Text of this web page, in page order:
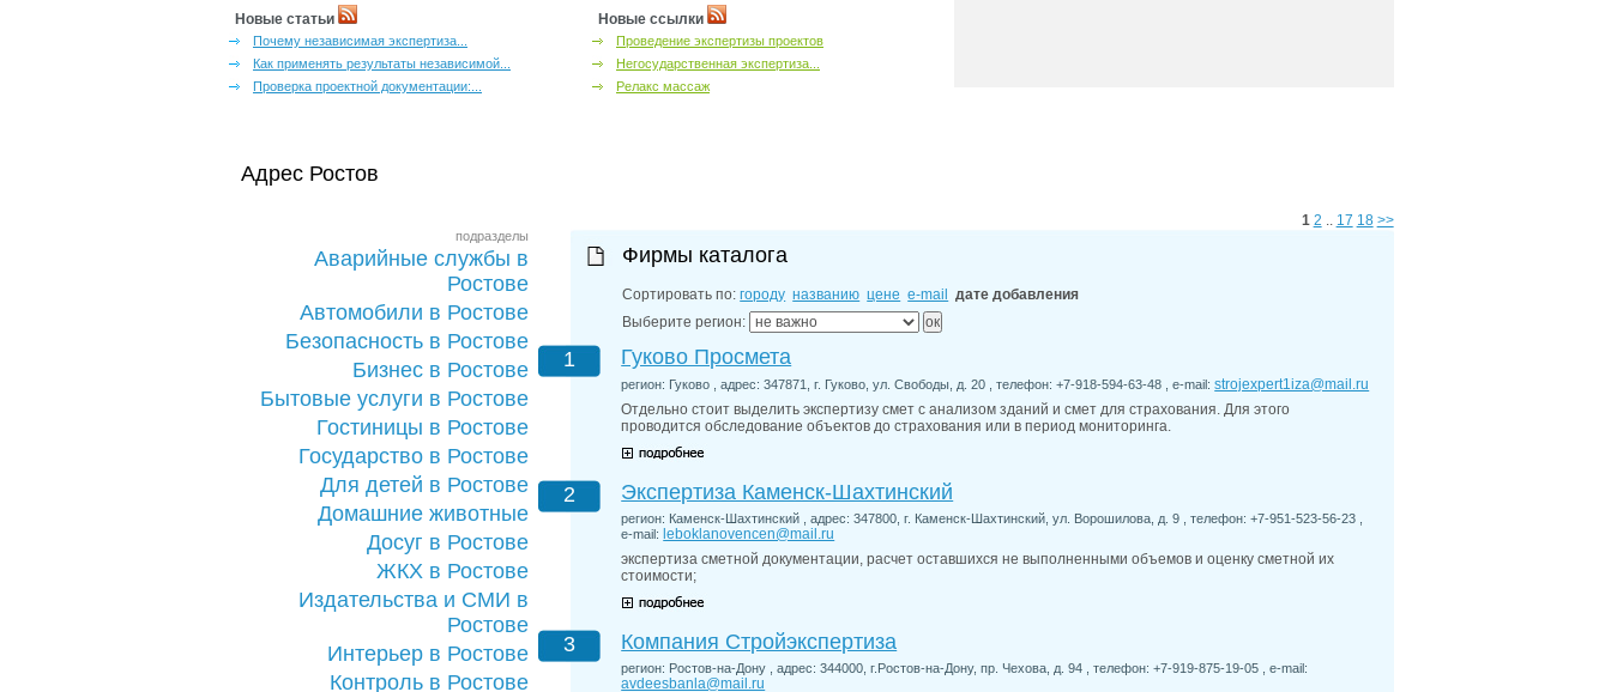
Новые статьи
Почему независимая экспертиза...
Как применять результаты независимой...
Проверка проектной документации:...
Новые ссылки
Проведение экспертизы проектов
Негосударственная экспертиза...
Релакс массаж
технологии ремонта труб
Адрес Ростов
1 2 .. 17 18 >>
подразделы
Аварийные службы в
Ростове
Автомобили в Ростове
Безопасность в Ростове
Бизнес в Ростове
Бытовые услуги в Ростове
Гостиницы в Ростове
Государство в Ростове
Для детей в Ростове
Домашние животные
Досуг в Ростове
ЖКХ в Ростове
Издательства и СМИ в
Ростове
Интерьер в Ростове
Контроль в Ростове
Фирмы каталога
Сортировать по:городу названию цене e-mail
дате добавления
Выберите регион:
1 Гуково Просмета
регион: Гуково , адрес: 347871, г. Гуково, ул. Свободы, д. 20 , телефон: +7-918-594-63-48 , e-mail:strojexpert1iza@mail.ru
Отдельно стоит выделить экспертизу смет с анализом зданий и смет для страхования. Для этого
проводится обследование объектов до страхования или в период мониторинга.
2 Экспертиза Каменск-Шахтинский
регион: Каменск-Шахтинский , адрес: 347800, г. Каменск-Шахтинский, ул. Ворошилова, д. 9 , телефон: +7-951-523-56-23 ,
e-mail: leboklanovencen@mail.ru
экспертиза сметной документации, расчет оставшихся не выполненными объемов и оценку сметной их
стоимости;
3 Компания Стройэкспертиза
регион: Ростов-на-Дону , адрес: 344000, г.Ростов-на-Дону, пр. Чехова, д. 94 , телефон: +7-919-875-19-05 , e-mail:
avdeesbanla@mail.ru